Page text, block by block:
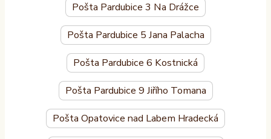
Pošta Pardubice 3 Na Drážce
Pošta Pardubice 5 Jana Palacha
Pošta Pardubice 6 Kostnická
Pošta Pardubice 9 Jiřího Tomana
Pošta Opatovice nad Labem Hradecká